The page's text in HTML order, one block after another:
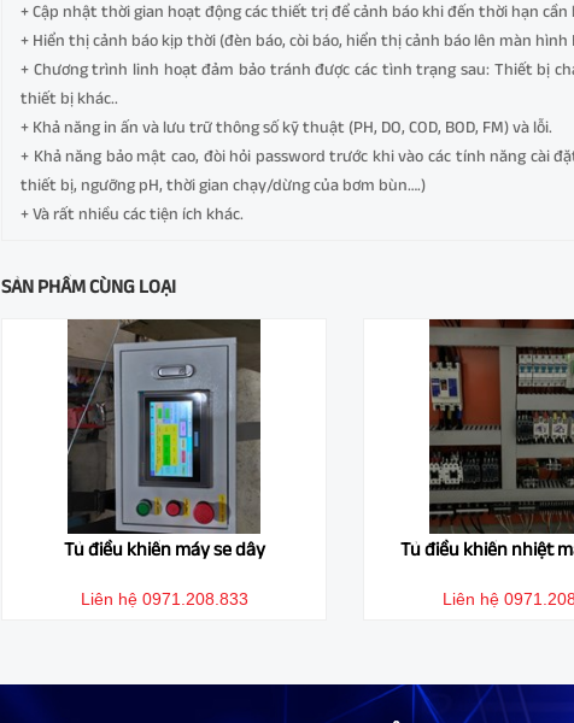
+ Cập nhật thời gian hoạt động các thiết trị để cảnh báo khi đến thời hạn cần
+ Hiển thị cảnh báo kịp thời (đèn báo, còi báo, hiển thị cảnh báo lên màn hình
+ Chương trình linh hoạt đảm bảo tránh được các tình trạng sau: Thiết bị
thiết bị khác..
+ Khả năng in ấn và lưu trữ thông số kỹ thuật (PH, DO, COD, BOD, FM) và lỗi.
+ Khả năng bảo mật cao, đòi hỏi password trước khi vào các tính năng cài
thiết bị, ngưỡng pH, thời gian chạy/dừng của bơm bùn….)
+ Và rất nhiều các tiện ích khác.
SẢN PHẨM CÙNG LOẠI
Tủ điều khiển máy se dây
Liên hệ 0971.208.833
Tủ điều khiển nhiệt
Liên hệ